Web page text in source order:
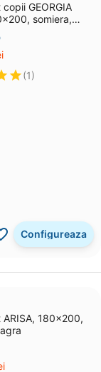
GEORGIA
somiera,
(1)
Configureaza
180x200,